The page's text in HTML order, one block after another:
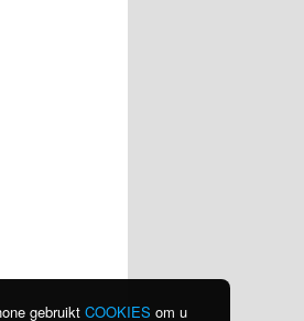
gebruikt COOKIES om u